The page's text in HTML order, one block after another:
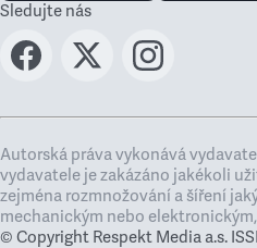
Sledujte nás
Autorská práva vykonává
vydavatele je zakázáno jakékoli
zejména rozmnožování a šíření
mechanickým nebo
© Copyright Respekt Media a.s.